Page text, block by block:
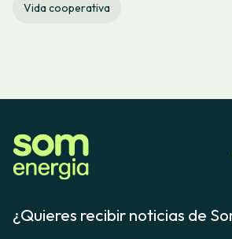
Vida cooperativa
¿Quieres recibir noticias de